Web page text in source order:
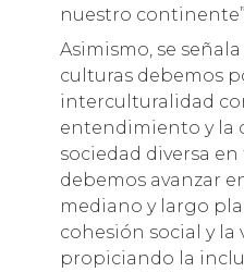
nuestro
Asimismo, se señala
culturas debemos
interculturalidad
entendimiento y la
sociedad diversa en
debemos avanzar
mediano y largo
cohesión social y
propiciando la